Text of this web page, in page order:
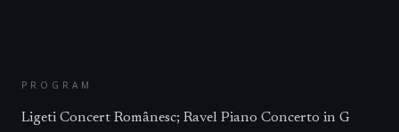
PROGRAM
Ligeti Concert Românesc; Ravel Piano Concerto in G